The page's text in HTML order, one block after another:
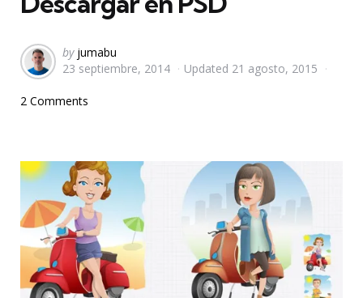
Posted
by
by jumabu
23 septiembre, 2014
Updated 21 agosto, 2015
2 Comments